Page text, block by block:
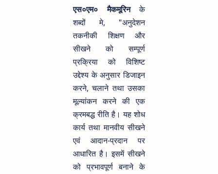
एस०एम० मैकमूरिनके
शब्दों मे, "अनुदेशन
तकनीकी शिक्षण और
सीखने को सम्पूर्ण
प्रक्रिया को विशिष्ट
उद्देश्य के अनुसार डिजाइन
करने, चलाने तथा उसका
मूल्यांकन करने की एक
क्रमबद्ध रीति है। यह शोध
कार्य तथा मानवीय सीखने
एवं आदान-प्रदान पर
आधारित है। इसमें सीखने
को प्रभावपूर्ण बनाने के